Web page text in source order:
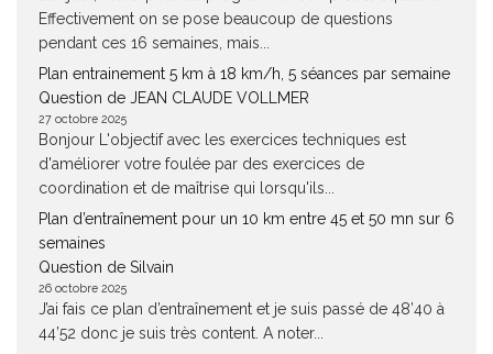
Effectivement on se pose beaucoup de questions
pendant ces 16 semaines, mais...
Plan entrainement 5 km à 18 km/h, 5 séances par semaine
Question de JEAN CLAUDE VOLLMER
27 octobre 2025
Bonjour L'objectif avec les exercices techniques est
d'améliorer votre foulée par des exercices de
coordination et de maîtrise qui lorsqu'ils...
Plan d’entraînement pour un 10 km entre 45 et 50 mn sur 6
semaines
Question de Silvain
26 octobre 2025
J’ai fais ce plan d’entraînement et je suis passé de 48’40 à
44’52 donc je suis très content. A noter...